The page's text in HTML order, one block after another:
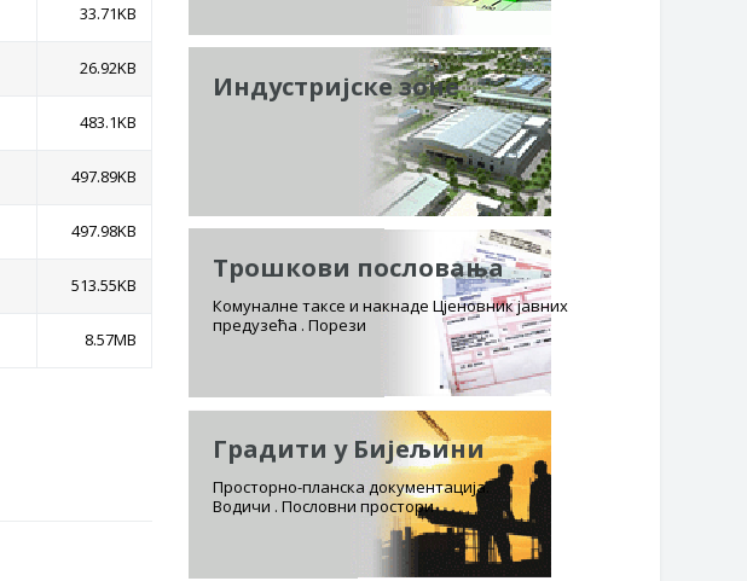
33.71KB
26.92KB
483.1KB
497.89KB
497.98KB
513.55KB
8.57MB
Индустријске зоне
Трошкови пословања
Комуналне таксе и накнаде Цјеновник јавних
предузећа . Порези
Градити у Бијељини
Просторно-планска документација.
Водичи . Пословни простори